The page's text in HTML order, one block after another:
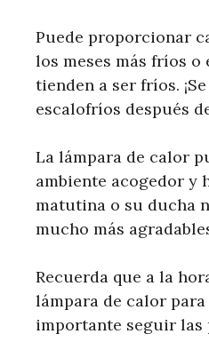
Puede proporcionar
los meses más fríos o
tienden a ser fríos.
escalofríos después
La lámpara de calor
ambiente acogedor y
matutina o su ducha
mucho más
Recuerda que a la
lámpara de calor
importante seguir las